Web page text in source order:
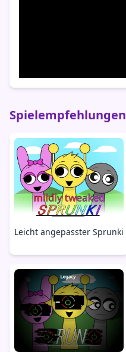
Spielempfehlungen
Leicht angepasster Sprunki